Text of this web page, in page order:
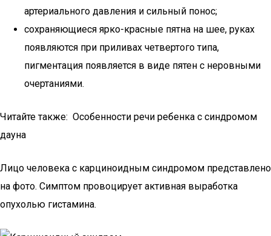
артериального давления и сильный понос;
сохраняющиеся ярко-красные пятна на шее, руках
появляются при приливах четвертого типа,
пигментация появляется в виде пятен с неровными
очертаниями.
Читайте также: Особенности речи ребенка с синдромом
дауна
Лицо человека с карциноидным синдромом представлено
на фото. Симптом провоцирует активная выработка
опухолью гистамина.